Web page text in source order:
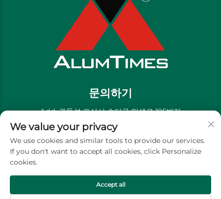
문의하기
Add: 광둥성 포산시 순더구 민생로 195번지
전화번호:+86-13711558379
이메일:[email protected]
저작권 © 골든 리버 장식 재료 유한회사 -개인정보 처리방침
We value your privacy
We use cookies and similar tools to provide our services.
If you don't want to accept all cookies, click Personalize
cookies.
Accept all